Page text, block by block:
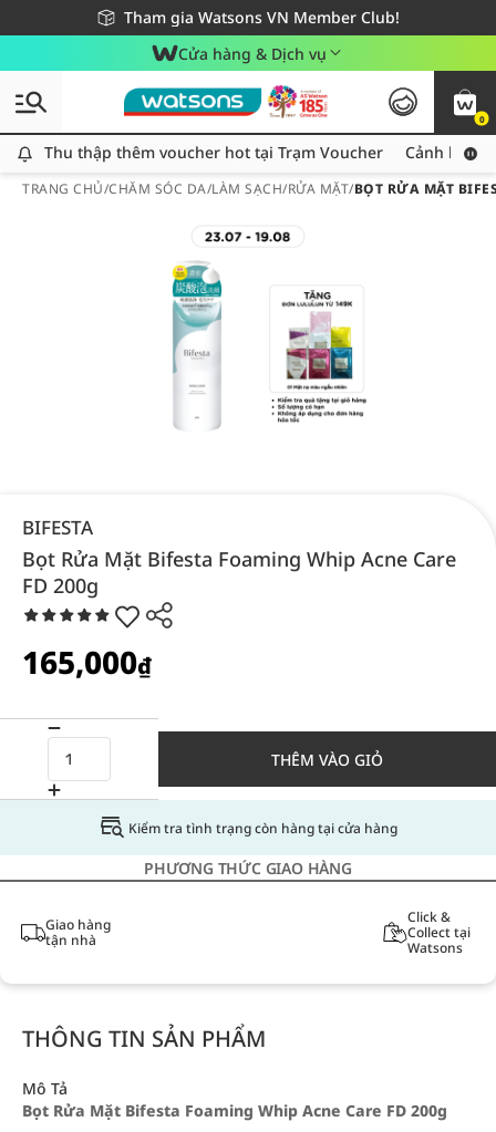
Tham gia Watsons VN Member Club!
Miễn phí giao hàng cho đơn hàng từ 249,000Đ
Giao hàng nhanh 24h - Áp dụng khu vực TP. Hồ Chí Minh
Cửa hàng & Dịch vụ
0
Thu thập thêm voucher hot tại Trạm Voucher
Thu thập thêm voucher hot tại Trạm Voucher Cảnh báo
TRANG CHỦ/CHĂM SÓC DA/LÀM SẠCH/RỬA MẶT/BỌT RỬA MẶT
BIFESTA
Bọt Rửa Mặt Bifesta Foaming Whip Acne Care
FD 200g
165,000₫
THÊM VÀO GIỎ
Kiểm tra tình trạng còn hàng tại cửa hàng
PHƯƠNG THỨC GIAO HÀNG
Giao hàng
tận nhà
Click &
Collect tại
Watsons
THÔNG TIN SẢN PHẨM
Mô Tả
Bọt Rửa Mặt Bifesta Foaming Whip Acne Care FD 200g